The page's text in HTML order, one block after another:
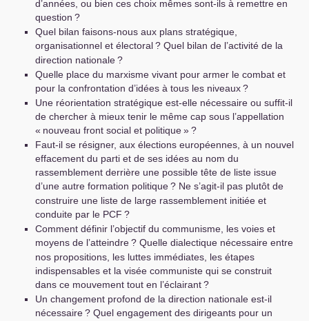
d’années, ou bien ces choix mêmes sont-ils à remettre en
question ?
Quel bilan faisons-nous aux plans stratégique,
organisationnel et électoral? Quel bilan de l’activité de la
direction nationale?
Quelle place du marxisme vivant pour armer le combat et
pour la confrontation d’idées à tous les niveaux?
Une réorientation stratégique est-elle nécessaire ou suffit-il
de chercher à mieux tenir le même cap sous l’appellation
« nouveau front social et politique»?
Faut-il se résigner, aux élections européennes, à un nouvel
effacement du parti et de ses idées au nom du
rassemblement derrière une possible tête de liste issue
d’une autre formation politique? Ne s’agit-il pas plutôt de
construire une liste de large rassemblement initiée et
conduite par le PCF ?
Comment définir l’objectif du communisme, les voies et
moyens de l’atteindre? Quelle dialectique nécessaire entre
nos propositions, les luttes immédiates, les étapes
indispensables et la visée communiste qui se construit
dans ce mouvement tout en l’éclairant?
Un changement profond de la direction nationale est-il
nécessaire? Quel engagement des dirigeants pour un